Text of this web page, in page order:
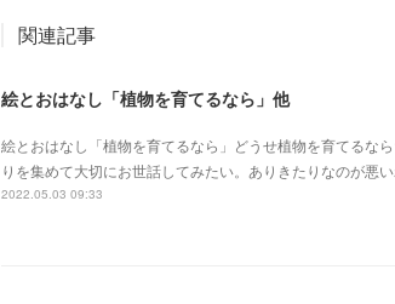
関連記事
絵とおはなし「植物を育てるなら」他
絵とおはなし「植物を育てるなら」どうせ植物を育てるな
りを集めて大切にお世話してみたい。ありきたりなのが悪
2022.05.03 09:33